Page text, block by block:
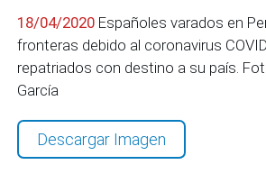
18/04/2020 Españoles varados en
fronteras debido al coronavirus
repatriados con destino a su país.
García
Descargar Imagen